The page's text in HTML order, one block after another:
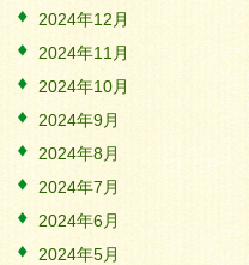
2024年12月
2024年11月
2024年10月
2024年9月
2024年8月
2024年7月
2024年6月
2024年5月